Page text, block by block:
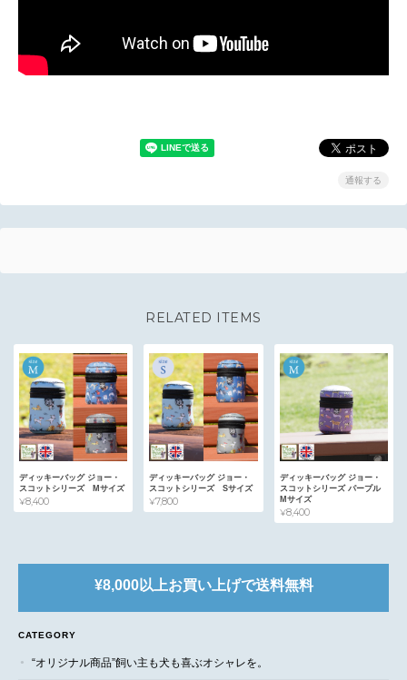
通報する
RELATED ITEMS
ディッキーバッグ ジョー・
スコットシリーズ Mサイズ
¥8,400
ディッキーバッグ ジョー・
スコットシリーズ Sサイズ
¥7,800
ディッキーバッグ ジョー・
スコットシリーズ パープル
Mサイズ
¥8,400
¥8,000以上お買い上げで送料無料
CATEGORY
“オリジナル商品”飼い主も犬も喜ぶオシャレを。